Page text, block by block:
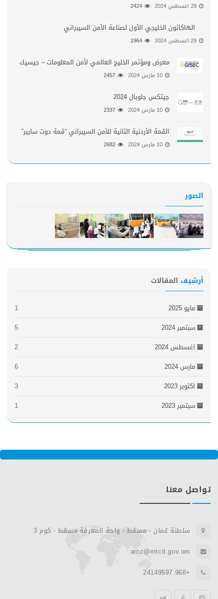
29 اغسطس 2024 2424
الهاكاثون الخليجي الأول لصناعة الأمن السيبراني
29 اغسطس 2024 1964
معرض ومؤتمر الخليج العالمي لأمن المعلومات – جيسيك
10 مارس 2024 2457
جيتكس جلوبال 2024
10 مارس 2024 2337
القمة الأردنية الثانية للأمن السيبراني “قمة دوت سايبر”
10 مارس 2024 2682
الصور
أرشيف المقالات
مايو 2025
1
سبتمبر 2024
5
اغسطس 2024
2
مارس 2024
6
اكتوبر 2023
3
سبتمبر 2023
1
تواصل معنا
سلطنة عُمان - مسقط - واحة المعرفة مسقط - كوم 3
arcc@mtcit.gov.om
+968 24149597